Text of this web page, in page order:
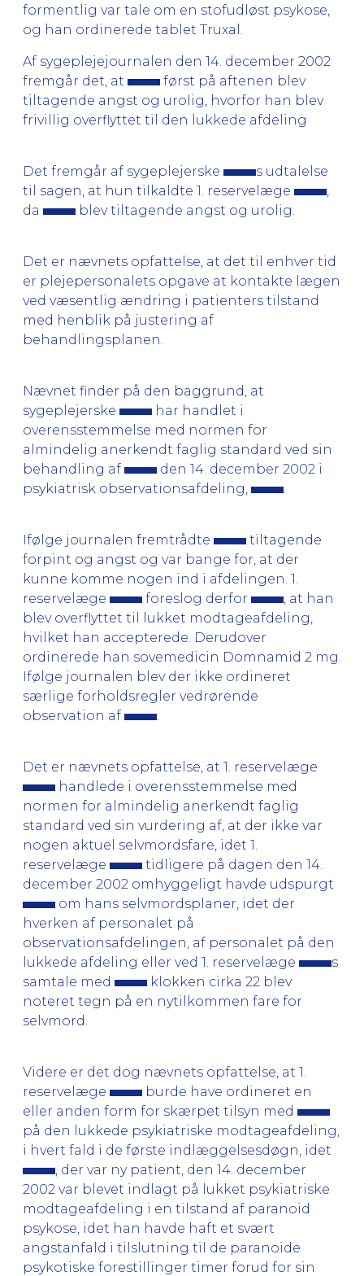
formentlig var tale om en stofudløst psykose,
og han ordinerede tablet Truxal.
Af sygeplejejournalen den 14. december 2002
fremgår det, at
først på aftenen blev
tiltagende angst og urolig, hvorfor han blev
frivillig overflyttet til den lukkede afdeling
Det fremgår af sygeplejerske
s udtalelse
til sagen, at hun tilkaldte 1. reservelæge
da
blev tiltagende angst og urolig.
Det er nævnets opfattelse, at det til enhver tid
er plejepersonalets opgave at kontakte lægen
ved væsentlig ændring i patienters tilstand
med henblik på justering af
behandlingsplanen.
Nævnet finder på den baggrund, at
sygeplejerske
har handlet i
overensstemmelse med normen for
almindelig anerkendt faglig standard ved sin
behandling af
den 14. december 2002 i
psykiatrisk observationsafdeling,
Ifølge journalen fremtrådte
tiltagende
forpint og angst og var bange for, at der
kunne komme nogen ind i afdelingen. 1.
reservelæge
foreslog derfor
, at han
blev overflyttet til lukket modtageafdeling,
hvilket han accepterede. Derudover
ordinerede han sovemedicin Domnamid 2 mg.
Ifølge journalen blev der ikke ordineret
særlige forholdsregler vedrørende
observation af
Det er nævnets opfattelse, at 1. reservelæge
handlede i overensstemmelse med
normen for almindelig anerkendt faglig
standard ved sin vurdering af, at der ikke var
nogen aktuel selvmordsfare, idet 1.
reservelæge
tidligere på dagen den 14.
december 2002 omhyggeligt havde udspurgt
om hans selvmordsplaner, idet der
hverken af personalet på
observationsafdelingen, af personalet på den
lukkede afdeling eller ved 1. reservelæge
s
samtale med
klokken cirka 22 blev
noteret tegn på en nytilkommen fare for
selvmord.
Videre er det dog nævnets opfattelse, at 1.
reservelæge
burde have ordineret en
eller anden form for skærpet tilsyn med
på den lukkede psykiatriske modtageafdeling,
i hvert fald i de første indlæggelsesdøgn, idet
, der var ny patient, den 14. december
2002 var blevet indlagt på lukket psykiatriske
modtageafdeling i en tilstand af paranoid
psykose, idet han havde haft et svært
angstanfald i tilslutning til de paranoide
psykotiske forestillinger timer forud for sin